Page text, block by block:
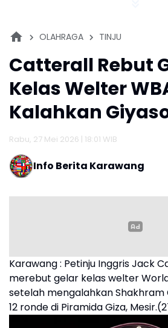
OLAHRAGA TINJU
Catterall Rebut
Kelas Welter
Kalahkan
Rabu, 27 Mei 2026 | 18:01 WIB
Info Berita Karawang
Karawang : Petinju Inggris Jack
merebut gelar kelas welter
setelah mengalahkan Shakhram
12 ronde di Piramida Giza,